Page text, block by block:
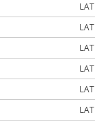
LAT
LAT
LAT
LAT
LAT
LAT